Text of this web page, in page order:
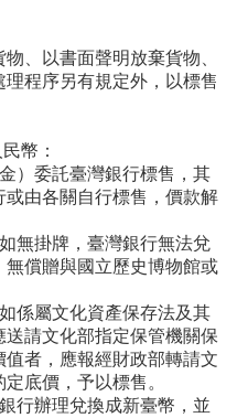
、以書面聲明放棄貨物、
程序另有規定外，以標售
幣：
）委託臺灣銀行標售，其
由各關自行標售，價款解
無掛牌，臺灣銀行無法兌
償贈與國立歷史博物館或
係屬文化資產保存法及其
請文化部指定保管機關保
者，應報經財政部轉請文
底價，予以標售。
行辦理兌換成新臺幣，並